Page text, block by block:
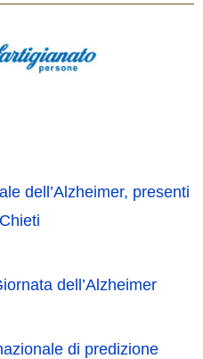
dell’Alzheimer, presenti
dell’Alzheimer
di predizione